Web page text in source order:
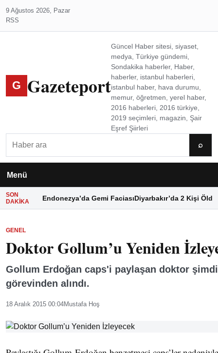
9 Ağustos 2026, Pazar
RSS
G Gazeteport
Güncel Haber sitesi, siyaset,
medya, Türkiye gündemi,
Sondakika haberler, Haber,
haberler, istanbul haberleri,
istanbul haber, hava durumu,
memur, öğretmen, yerel haber,
2016 haberleri, 2016 türkiye,
2019 seçimleri, magazin, Şair
Eşref Şiirleri
⌕
Menü
SON
DAKIKA
Endonezya’da Gemi FaciasıDiyarbakır’da 2 Kişi Öldü
GENEL
Doktor Gollum’u Yeniden
Gollum Erdoğan caps'i paylaşan doktor
görevinden alındı.
18 Aralık 2015 00:04Mustafa Hoş